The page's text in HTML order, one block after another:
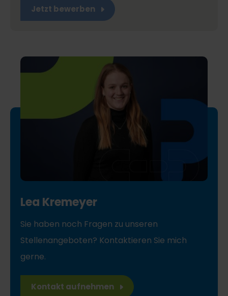
Jetzt bewerben
Lea Kremeyer
Sie haben noch Fragen zu unseren
Stellenangeboten? Kontaktieren Sie mich
gerne.
Kontakt aufnehmen